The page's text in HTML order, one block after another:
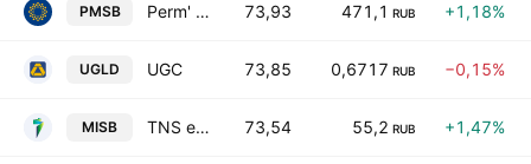
PMSB Perm' EnergoSbyt 73,93 471,1 RUB +1,18%
UGLD UGC 73,85 0,6717 RUB −0,15%
MISB TNS energo Mariy El 73,54 55,2 RUB +1,47%